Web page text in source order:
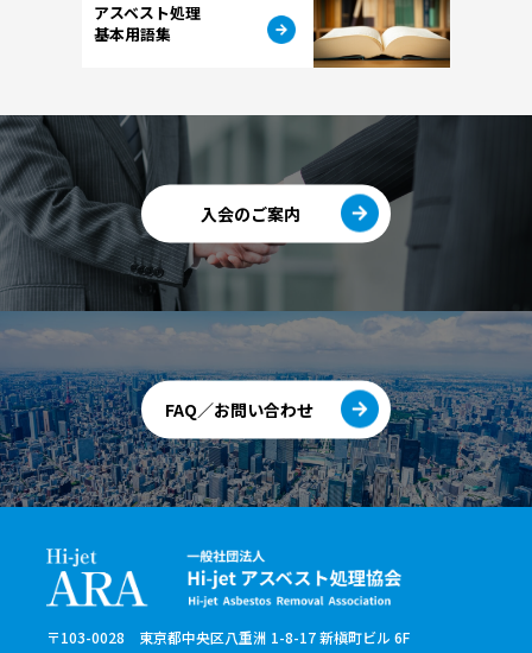
アスベスト処理
基本用語集
入会のご案内
FAQ／お問い合わせ
〒103-0028 東京都中央区八重洲 1-8-17 新槇町ビル 6F